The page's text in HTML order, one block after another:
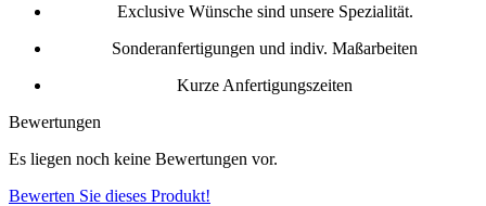
Exclusive Wünsche sind unsere Spezialität.
Sonderanfertigungen und indiv. Maßarbeiten
Kurze Anfertigungszeiten
Bewertungen
Es liegen noch keine Bewertungen vor.
Bewerten Sie dieses Produkt!